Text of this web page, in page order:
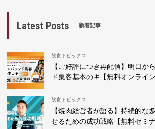
Latest Posts 新着記事
飲食トピックス
【ご好評につき再配信】明日か
ド集客基本のキ【無料オンライ
飲食トピックス
【焼肉経営者が語る】持続的な
せるための成功戦略【無料セミナ